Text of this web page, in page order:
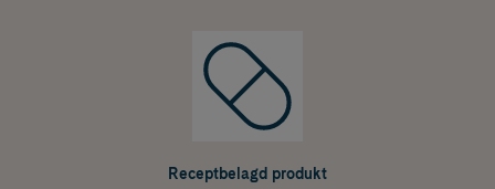
Receptbelagd produkt